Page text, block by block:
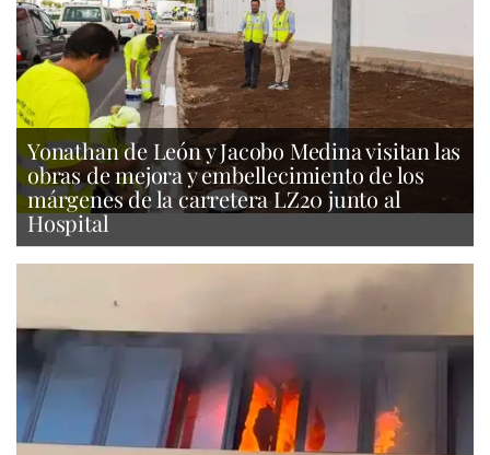
Yonathan de León y Jacobo Medina visitan las
obras de mejora y embellecimiento de los
márgenes de la carretera LZ20 junto al
Hospital